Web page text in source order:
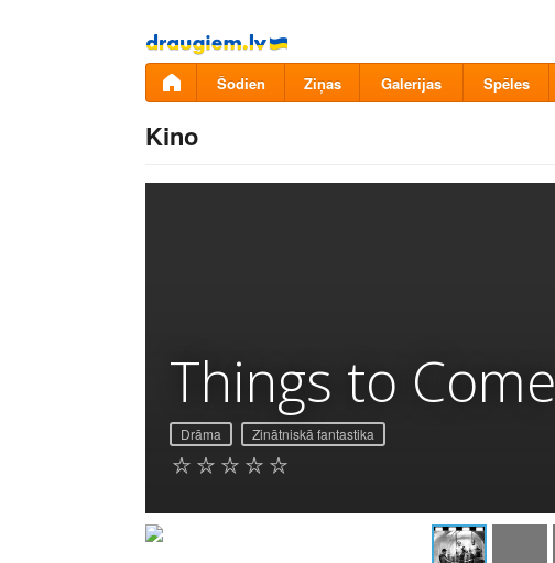
Pāriet
uz
saturu
Šodien Ziņas Galerijas Spēles
Kino
Things to Come
Drāma Zinātniskā fantastika